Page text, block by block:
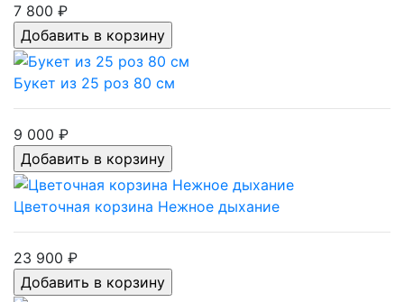
7 800 ₽
Букет из 25 роз 80 см
9 000 ₽
Цветочная корзина Нежное дыхание
23 900 ₽